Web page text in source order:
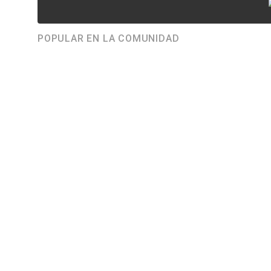
POPULAR EN LA COMUNIDAD